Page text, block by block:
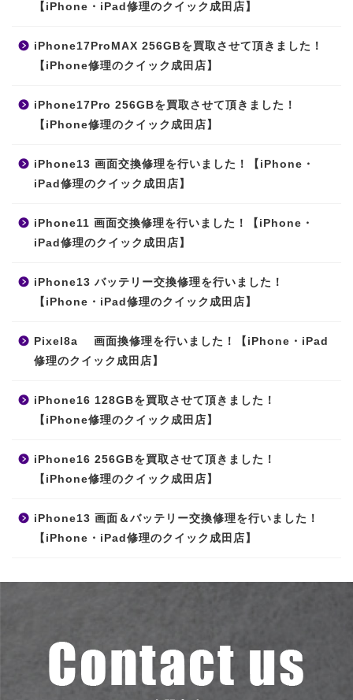
【iPhone・iPad修理のクイック成田店】
iPhone17ProMAX 256GBを買取させて頂きました！
【iPhone修理のクイック成田店】
iPhone17Pro 256GBを買取させて頂きました！
【iPhone修理のクイック成田店】
iPhone13 画面交換修理を行いました！【iPhone・
iPad修理のクイック成田店】
iPhone11 画面交換修理を行いました！【iPhone・
iPad修理のクイック成田店】
iPhone13 バッテリー交換修理を行いました！
【iPhone・iPad修理のクイック成田店】
Pixel8a 画面換修理を行いました！【iPhone・iPad
修理のクイック成田店】
iPhone16 128GBを買取させて頂きました！
【iPhone修理のクイック成田店】
iPhone16 256GBを買取させて頂きました！
【iPhone修理のクイック成田店】
iPhone13 画面＆バッテリー交換修理を行いました！
【iPhone・iPad修理のクイック成田店】